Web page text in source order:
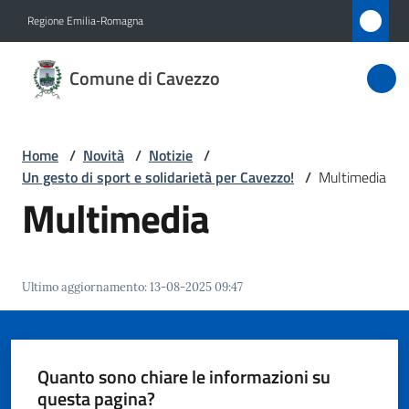
Regione Emilia-Romagna
Comune di Cavezzo
di
Servizi
Vivere
Cavezzo
Home / Novità / Notizie /
Un gesto di sport e solidarietà per Cavezzo! / Multimedia
Multimedia
Ultimo aggiornamento:13-08-2025 09:47
Quanto sono chiare le informazioni su
questa pagina?